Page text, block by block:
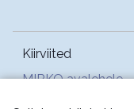
Kiirviited
MIRKO avalehele
Abi